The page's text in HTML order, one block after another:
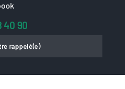
40 90
rappelé(e)